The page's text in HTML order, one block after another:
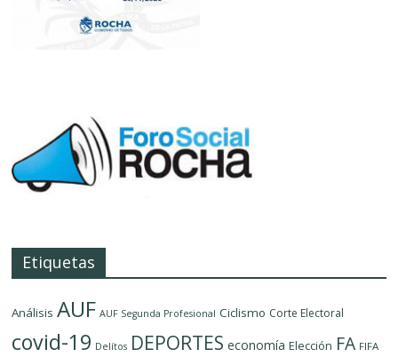
Etiquetas
Análisis AUF AUF Segunda Profesional Ciclismo Corte Electoral
covid-19 Delítos DEPORTES economía Elección FA FIFA